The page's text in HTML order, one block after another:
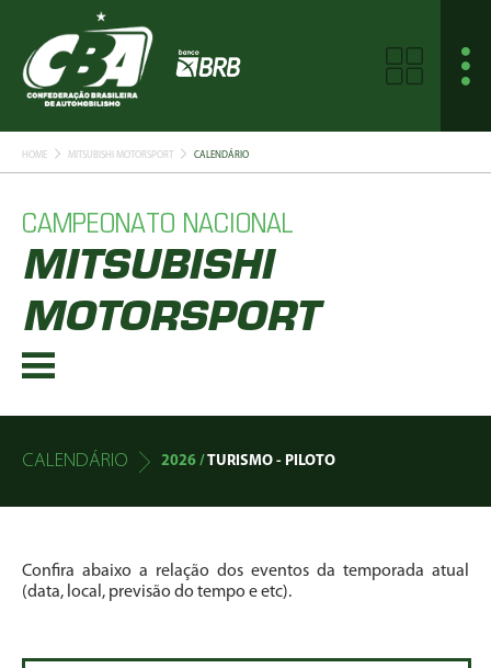
HOME MITSUBISHI MOTORSPORT CALENDÁRIO
CAMPEONATO NACIONAL
MITSUBISHI
MOTORSPORT
CALENDÁRIO 2026 /TURISMO - PILOTO
Confira abaixo a relação dos eventos da temporada atual
(data, local, previsão do tempo e etc).